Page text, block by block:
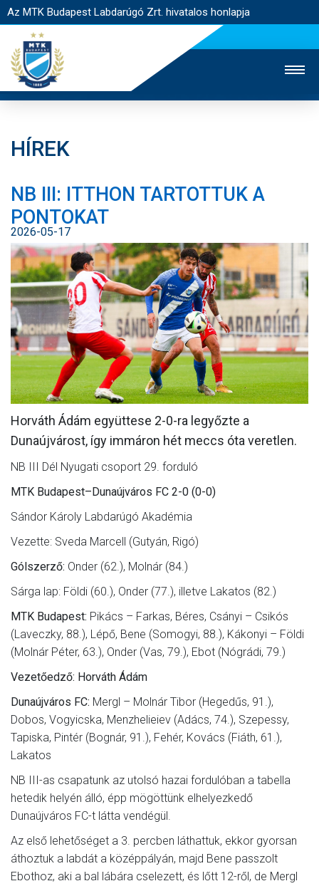
Az MTK Budapest Labdarúgó Zrt. hivatalos honlapja
JEGYÉRTÉKESÍTÉS
WEBSHOP
STADION
EGYESÜLET
NYITÓLAP
HÍREK
CSAPATOK
MÉRKŐZÉSEK
KLUB
GALÉRIA
SZURKOLÓI ÉLMÉNYEK
HÍREK
NB III: ITTHON TARTOTTUK A
PONTOKAT
2026-05-17
Horváth Ádám együttese 2-0-ra legyőzte a
Dunaújvárost, így immáron hét meccs óta veretlen.
NB III Dél Nyugati csoport 29. forduló
MTK Budapest–Dunaújváros FC 2-0 (0-0)
Sándor Károly Labdarúgó Akadémia
Vezette: Sveda Marcell (Gutyán, Rigó)
Gólszerző: Onder (62.), Molnár (84.)
Sárga lap: Földi (60.), Onder (77.), illetve Lakatos (82.)
MTK Budapest: Pikács – Farkas, Béres, Csányi – Csikós
(Laveczky, 88.), Lépő, Bene (Somogyi, 88.), Kákonyi – Földi
(Molnár Péter, 63.), Onder (Vas, 79.), Ebot (Nógrádi, 79.)
Vezetőedző: Horváth Ádám
Dunaújváros FC: Mergl – Molnár Tibor (Hegedűs, 91.),
Dobos, Vogyicska, Menzhelieiev (Adács, 74.), Szepessy,
Tapiska, Pintér (Bognár, 91.), Fehér, Kovács (Fiáth, 61.),
Lakatos
NB III-as csapatunk az utolsó hazai fordulóban a tabella
hetedik helyén álló, épp mögöttünk elhelyezkedő
Dunaújváros FC-t látta vendégül.
Az első lehetőséget a 3. percben láthattuk, ekkor gyorsan
áthoztuk a labdát a középpályán, majd Bene passzolt
Ebothoz, aki a bal lábára cselezett, és lőtt 12-ről, de Mergl